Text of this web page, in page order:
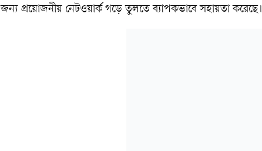
জন্য প্রয়োজনীয় নেটওয়ার্ক গড়ে তুলতে ব্যাপকভাবে সহায়তা করেছে।